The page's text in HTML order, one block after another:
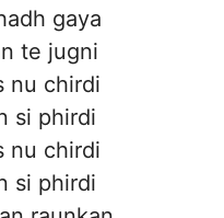
gaya
te jugni
nu chirdi
si phirdi
nu chirdi
si phirdi